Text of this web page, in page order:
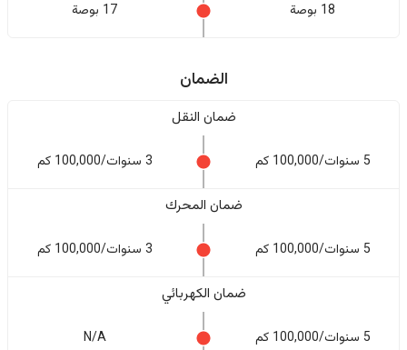
18 بوصة 17 بوصة
الضمان
ضمان النقل
5 سنوات/100,000 كم 3 سنوات/100,000 كم
ضمان المحرك
5 سنوات/100,000 كم 3 سنوات/100,000 كم
ضمان الكهربائي
5 سنوات/100,000 كم N/A